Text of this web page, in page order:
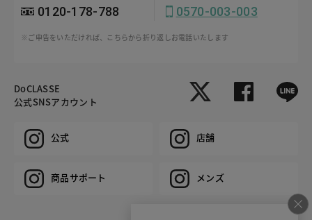
0120-178-788 0570-003-003
※ご申告をいただければ、こちらから折り返しお電話いたします
DoCLASSE
公式SNSアカウント
公式 店舗
商品サポート メンズ